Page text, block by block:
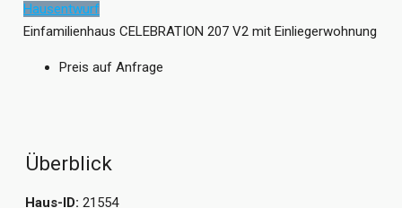
Hausentwurf
Einfamilienhaus CELEBRATION 207 V2 mit Einliegerwohnung
Preis auf Anfrage
Überblick
Haus-ID: 21554